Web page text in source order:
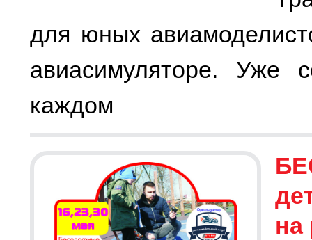
для юных
авиасимуляторе. Уже
каждом
на